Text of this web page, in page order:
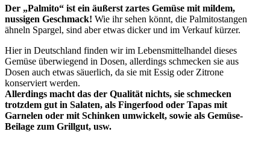
Der „Palmito“ ist ein äußerst zartes Gemüse mit mildem,
nussigen Geschmack! Wie ihr sehen könnt, die Palmitostangen
ähneln Spargel, sind aber etwas dicker und im Verkauf kürzer.
Hier in Deutschland finden wir im Lebensmittelhandel dieses
Gemüse überwiegend in Dosen, allerdings schmecken sie aus
Dosen auch etwas säuerlich, da sie mit Essig oder Zitrone
konserviert werden.
Allerdings macht das der Qualität nichts, sie schmecken
trotzdem gut in Salaten, als Fingerfood oder Tapas mit
Garnelen oder mit Schinken umwickelt, sowie als Gemüse-
Beilage zum Grillgut, usw.